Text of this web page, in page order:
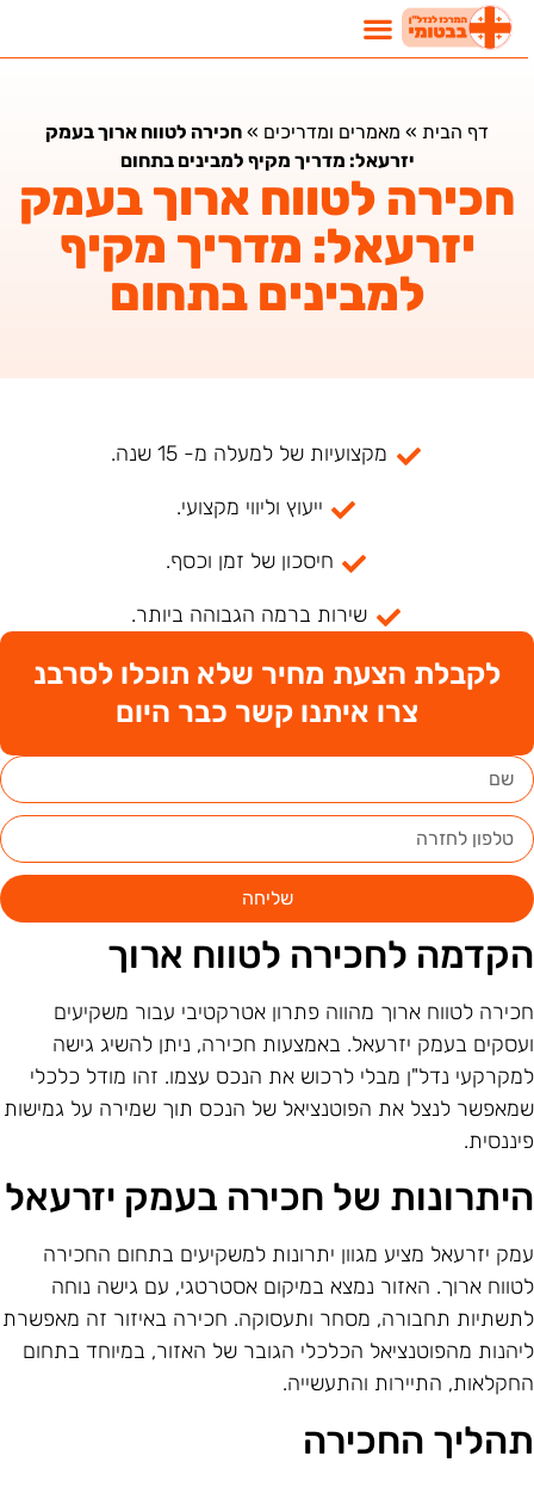
דף הבית»מאמרים ומדריכים»חכירה לטווח ארוך בעמק
יזרעאל: מדריך מקיף למבינים בתחום
חכירה לטווח ארוך בעמק
יזרעאל: מדריך מקיף
למבינים בתחום
מקצועיות של למעלה מ- 15 שנה.
ייעוץ וליווי מקצועי.
חיסכון של זמן וכסף.
שירות ברמה הגבוהה ביותר.
לקבלת הצעת מחיר שלא תוכלו לסרבנ
צרו איתנו קשר כבר היום
שליחה
לחכירה לטווח ארוך
לטווח ארוך מהווה פתרון אטרקטיבי עבור משקיעים
בעמק יזרעאל. באמצעות חכירה, ניתן להשיג גישה
נדל"ן מבלי לרכוש את הנכס עצמו. זהו מודל כלכלי
לנצל את הפוטנציאל של הנכס תוך שמירה על גמישות
של חכירה בעמק יזרעאל
יזרעאל מציע מגוון יתרונות למשקיעים בתחום החכירה
ארוך. האזור נמצא במיקום אסטרטגי, עם גישה נוחה
תחבורה, מסחר ותעסוקה. חכירה באיזור זה מאפשרת
מהפוטנציאל הכלכלי הגובר של האזור, במיוחד בתחום
התיירות והתעשייה.
החכירה